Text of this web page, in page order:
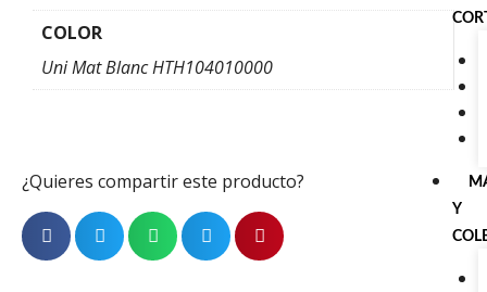
Y
COLOR
Uni Mat Blanc HTH104010000
¿Quieres compartir este producto?